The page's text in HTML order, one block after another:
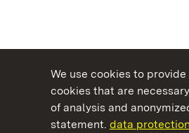
We use cookies to
cookies that are
of analysis and
statement. data